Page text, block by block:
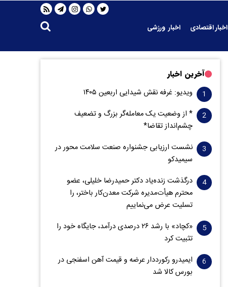
اخبار اقتصادی
اخبار ورزشی
آخرین اخبار
ویدیو: غرفه نقش شیدایی اربعین ۱۴۰۵
* از وضعیت یک معامله‌گر بزرگ و تضعیف
چشم‌انداز تقاضا*
نشست ارزیابی جشنواره صنعت سلامت‌ محور در
سیمیدکو
درگذشت زنده‌یاد دکتر حمیدرضا خلیلی، عضو
محترم هیأت‌مدیره شرکت معدن‌کار باختر، را
تسلیت عرض می‌نماییم
«کچاد» با رشد ۲۶ درصدی درآمد، جایگاه خود را
تثبیت کرد
ایمیدرو رکورددار عرضه و قیمت آهن اسفنجی در
بورس کالا شد